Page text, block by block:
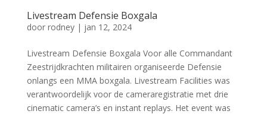
Livestream Defensie Boxgala
door rodney| jan 12, 2024
Livestream Defensie Boxgala Voor alle Commandant
Zeestrijdkrachten militairen organiseerde Defensie
onlangs een MMA boxgala. Livestream Facilities was
verantwoordelijk voor de cameraregistratie met drie
cinematic camera’s en instant replays. Het event was